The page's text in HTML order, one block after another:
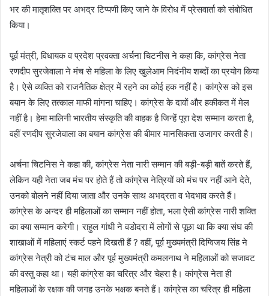
भर की मातृशक्ति पर अभद्र टिप्पणी किए जाने के विरोध में प्रेसवार्ता को संबोधित
किया।
पूर्व मंत्री, विधायक व प्रदेश प्रवक्ता अर्चना चिटनीस ने कहा कि, कांग्रेस नेता
रणदीप सुरजेवाला ने मंच से महिला के लिए खुलेआम निदंनीय शब्दों का प्रयोग किया
है। ऐसे व्यक्ति को राजनैतिक क्षेत्र में रहने का कोई हक नहीं है। कांग्रेस को इस
बयान के लिए तत्काल माफी मांगना चाहिए। कांग्रेस के दावों और हकीकत में मेल
नहीं है। हेमा मालिनी भारतीय संस्कृति की वाहक है जिन्हें पूरा देश सम्मान करता है,
वहीं रणदीप सुरजेवाला का बयान कांग्रेस की बीमार मानसिकता उजागर करती है।
अर्चना चिटनिस ने कहा की, कांग्रेस नेता नारी सम्मान की बड़ी-बड़ी बातें करते हैं,
लेकिन यही नेता जब मंच पर होते हैं तो कांग्रेस नेत्रियों को मंच पर नहीं आने देते,
उनको बोलने नहीं दिया जाता और उनके साथ अभद्रता व भेदभाव करते हैं।
कांग्रेस के अन्दर ही महिलाओं का सम्मान नहीं होता, भला ऐसी कांग्रेस नारी शक्ति
का क्या सम्मान करेगी। राहुल गांधी ने वडोदरा में लोगों से पूछा था कि क्या संघ की
शाखाओं में महिलाएं स्कर्ट पहने दिखती हैं ? वहीं, पूर्व मुख्यमंत्री दिग्विजय सिंह ने
कांग्रेस नेत्री को टंच माल और पूर्व मुख्यमंत्री कमलनाथ ने महिलाओं को सजावट
की वस्तु कहा था। यही कांग्रेस का चरित्र और चेहरा है। कांग्रेस नेता ही
महिलाओं के रक्षक की जगह उनके भक्षक बनते हैं। कांग्रेस का चरित्र ही महिला